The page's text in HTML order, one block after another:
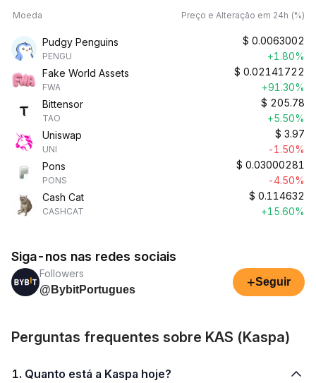
Moeda Preço e Alteração em 24h (%)
Pudgy Penguins
PENGU
$ 0.0063002
+1.80%
Fake World Assets
FWA
$ 0.02141722
+91.30%
Bittensor
TAO
$ 205.78
+5.50%
Uniswap
UNI
$ 3.97
-1.50%
Pons
PONS
$ 0.03000281
-4.50%
Cash Cat
CASHCAT
$ 0.114632
+15.60%
Siga-nos nas redes sociais
Followers
@BybitPortugues
+Seguir
Perguntas frequentes sobre KAS (Kaspa)
1. Quanto está a Kaspa hoje?